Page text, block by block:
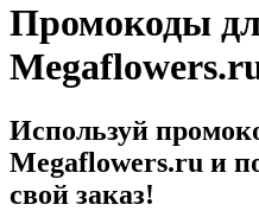
Промокоды
Используй
Megaflowers.ru и
свой заказ!